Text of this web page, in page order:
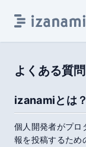
よくある質問
izanamiとは？
個人開発者がプロ
報を投稿するため